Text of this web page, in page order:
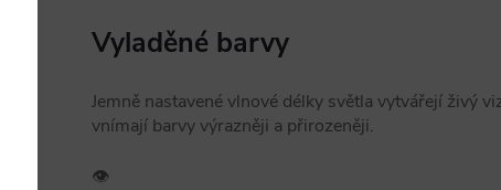
Vyladěné barvy
Jemně nastavené vlnové délky světla vytvářejí živý
vnímají barvy výrazněji a přirozeněji.
👁️